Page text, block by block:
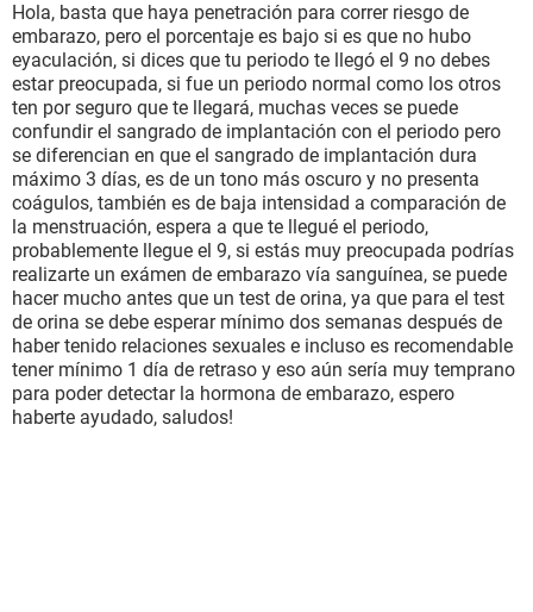
Hola, basta que haya penetración para correr riesgo de
embarazo, pero el porcentaje es bajo si es que no hubo
eyaculación, si dices que tu periodo te llegó el 9 no debes
estar preocupada, si fue un periodo normal como los otros
ten por seguro que te llegará, muchas veces se puede
confundir el sangrado de implantación con el periodo pero
se diferencian en que el sangrado de implantación dura
máximo 3 días, es de un tono más oscuro y no presenta
coágulos, también es de baja intensidad a comparación de
la menstruación, espera a que te llegué el periodo,
probablemente llegue el 9, si estás muy preocupada podrías
realizarte un exámen de embarazo vía sanguínea, se puede
hacer mucho antes que un test de orina, ya que para el test
de orina se debe esperar mínimo dos semanas después de
haber tenido relaciones sexuales e incluso es recomendable
tener mínimo 1 día de retraso y eso aún sería muy temprano
para poder detectar la hormona de embarazo, espero
haberte ayudado, saludos!